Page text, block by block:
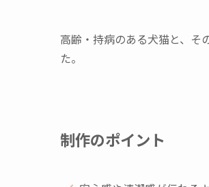
高齢・持病のある犬猫と、そ
た。
制作のポイント